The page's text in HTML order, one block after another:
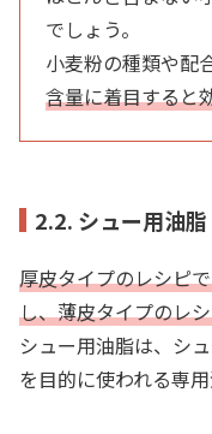
でしょう。
小麦粉の種類や配
含量に着目すると
2.2. シュー用油脂
厚皮タイプのレシピ
し、薄皮タイプのレ
シュー用油脂は、シ
を目的に使われる専用